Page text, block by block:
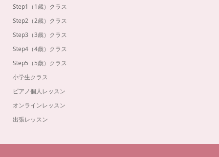
Step1（1歳）クラス
Step2（2歳）クラス
Step3（3歳）クラス
Step4（4歳）クラス
Step5（5歳）クラス
小学生クラス
ピアノ個人レッスン
オンラインレッスン
出張レッスン